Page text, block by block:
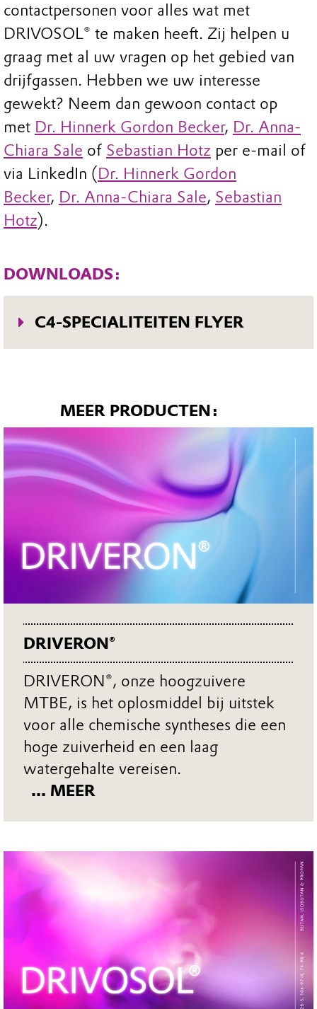
contactpersonen voor alles wat met
DRIVOSOL® te maken heeft. Zij helpen u
graag met al uw vragen op het gebied van
drijfgassen. Hebben we uw interesse
gewekt? Neem dan gewoon contact op
met Dr. Hinnerk Gordon Becker, Dr. Anna-
Chiara Sale of Sebastian Hotz per e-mail of
via LinkedIn (Dr. Hinnerk Gordon
Becker, Dr. Anna-Chiara Sale, Sebastian
Hotz).
DOWNLOADS:
C4-SPECIALITEITEN FLYER
Link
MEER PRODUCTEN:
DRIVERON®
DRIVERON®, onze hoogzuivere
MTBE, is het oplosmiddel bij uitstek
voor alle chemische syntheses die een
hoge zuiverheid en een laag
watergehalte vereisen.
... MEER